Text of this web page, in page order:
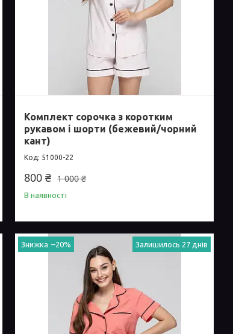
Комплект сорочка з коротким
рукавом і шорти (бежевий/чорний
кант)
51000-22
1 000 ₴
800 ₴
В наявності
–20% Залишилось 27 днів